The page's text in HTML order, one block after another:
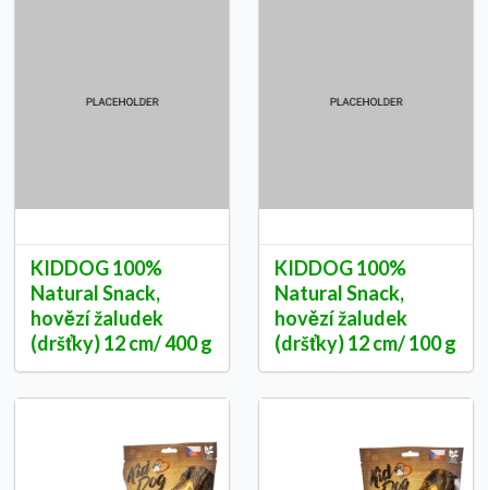
KIDDOG 100%
Natural Snack,
hovězí žaludek
(dršťky) 12 cm/ 400 g
KIDDOG 100%
Natural Snack,
hovězí žaludek
(dršťky) 12 cm/ 100 g